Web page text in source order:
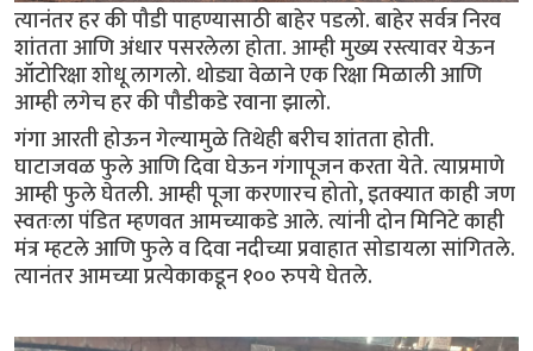
त्यानंतर हर की पौडी पाहण्यासाठी बाहेर पडलो. बाहेर सर्वत्र निरव
शांतता आणि अंधार पसरलेला होता. आम्ही मुख्य रस्त्यावर येऊन
ऑटोरिक्षा शोधू लागलो. थोड्या वेळाने एक रिक्षा मिळाली आणि
आम्ही लगेच हर की पौडीकडे रवाना झालो.
गंगा आरती होऊन गेल्यामुळे तिथेही बरीच शांतता होती.
घाटाजवळ फुले आणि दिवा घेऊन गंगापूजन करता येते. त्याप्रमाणे
आम्ही फुले घेतली. आम्ही पूजा करणारच होतो, इतक्यात काही जण
स्वतःला पंडित म्हणवत आमच्याकडे आले. त्यांनी दोन मिनिटे काही
मंत्र म्हटले आणि फुले व दिवा नदीच्या प्रवाहात सोडायला सांगितले.
त्यानंतर आमच्या प्रत्येकाकडून १०० रुपये घेतले.